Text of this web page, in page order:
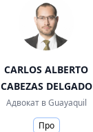
CARLOS ALBERTO
CABEZAS DELGADO
Адвокат в Guayaquil
Про